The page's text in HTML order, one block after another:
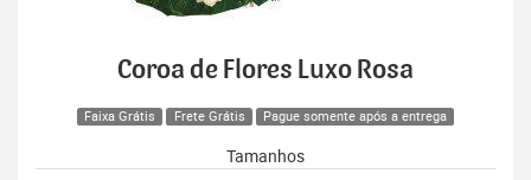
Coroa de Flores Luxo Rosa
Faixa Grátis Frete Grátis Pague somente após a entrega
Tamanhos